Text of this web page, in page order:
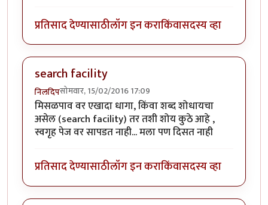
प्रतिसाद देण्यासाठीलॉग इन कराकिंवासदस्य व्हा
search facility
निलदिपसोमवार, 15/02/2016 17:09
मिसळपाव वर एखादा धागा, किंवा शब्द शोधायचा
असेल (search facility) तर तशी शोय कुठे आहे ,
स्वगृह पेज वर सापडत नाही... मला पण दिसत नाही
प्रतिसाद देण्यासाठीलॉग इन कराकिंवासदस्य व्हा